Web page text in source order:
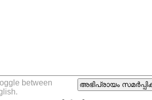
between